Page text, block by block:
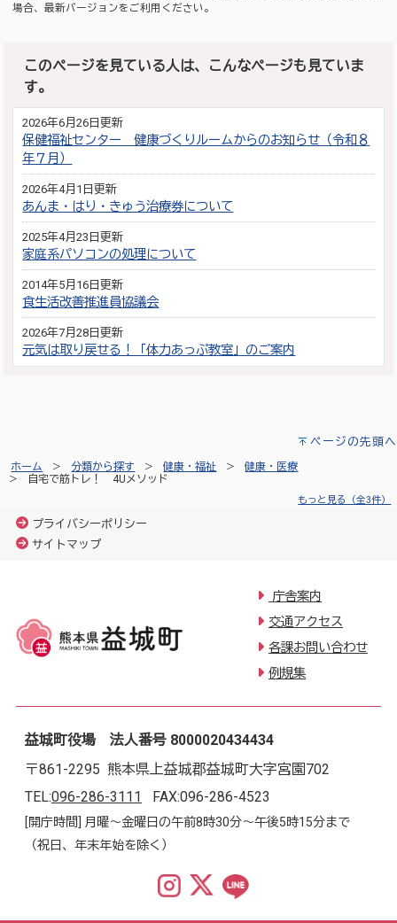
場合、最新バージョンをご利用ください。
このページを見ている人は、こんなページも見ていま
す。
2026年6月26日更新
保健福祉センター 健康づくりルームからのお知らせ（令和８
年７月）
2026年4月1日更新
あんま・はり・きゅう治療券について
2025年4月23日更新
家庭系パソコンの処理について
2014年5月16日更新
食生活改善推進員協議会
2026年7月28日更新
元気は取り戻せる！「体力あっぷ教室」のご案内
ページの先頭へ
ホーム 分類から探す 健康・福祉
健康・医療
自宅で筋トレ！ 4Uメソッド
もっと見る（全3件）
プライバシーポリシー
サイトマップ
庁舎案内
交通アクセス
各課お問い合わせ
例規集
益城町役場 法人番号 8000020434434
〒861-2295 熊本県上益城郡益城町大字宮園702
TEL:096-286-3111 FAX:096-286-4523
[開庁時間] 月曜～金曜日の午前8時30分～午後5時15分まで
（祝日、年末年始を除く）